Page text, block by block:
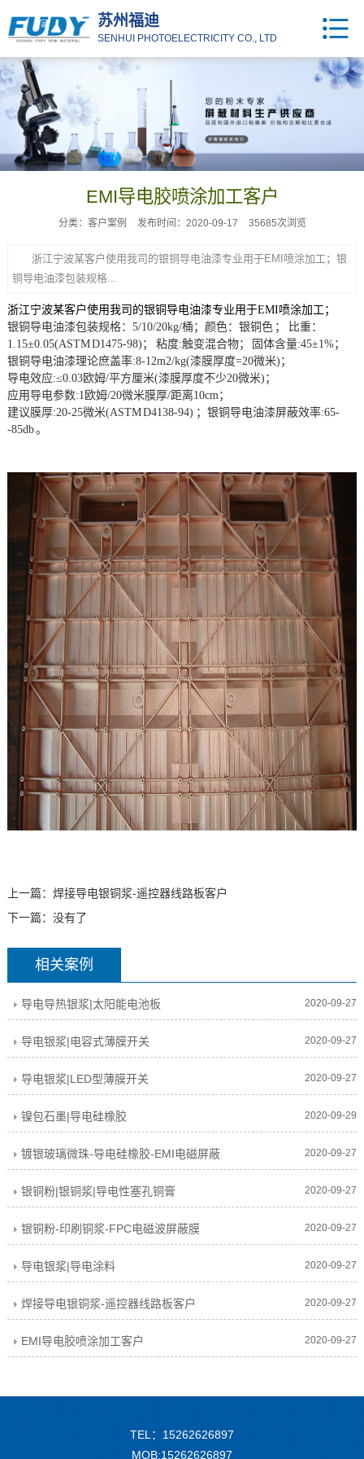
苏州福迪
SENHUI PHOTOELECTRICITY CO., LTD
EMI导电胶喷涂加工客户
分类：客户案例 发布时间：2020-09-17 35685次浏览
浙江宁波某客户使用我司的银铜导电油漆专业用于EMI喷涂加工；银
铜导电油漆包装规格...
浙江宁波某客户使用我司的银铜导电油漆专业用于EMI喷涂加工；
银铜导电油漆包装规格：5/10/20kg/桶；颜色：银铜色 ； 比重：
1.15±0.05(ASTM D1475-98)； 粘度:触变混合物； 固体含量:45±1%；
银铜导电油漆理论庶盖率:8-12m2/kg(漆膜厚度=20微米)；
导电效应:≤0.03欧姆/平方厘米(漆膜厚度不少20微米)；
应用导电参数:1欧姆/20微米膜厚/距离10cm；
建议膜厚:20-25微米(ASTM D4138-94) ；银铜导电油漆屏蔽效率:65-
-85db 。
上一篇： 焊接导电银铜浆-遥控器线路板客户
下一篇：没有了
相关案例
导电导热银浆|太阳能电池板 2020-09-27
导电银浆|电容式薄膜开关 2020-09-27
导电银浆|LED型薄膜开关 2020-09-27
镍包石墨|导电硅橡胶 2020-09-29
镀银玻璃微珠-导电硅橡胶-EMI电磁屏蔽 2020-09-27
银铜粉|银铜浆|导电性塞孔铜膏 2020-09-27
银铜粉-印刷铜浆-FPC电磁波屏蔽膜 2020-09-27
导电银浆|导电涂料 2020-09-27
焊接导电银铜浆-遥控器线路板客户 2020-09-27
EMI导电胶喷涂加工客户 2020-09-27
TEL：15262626897
MOB:15262626897